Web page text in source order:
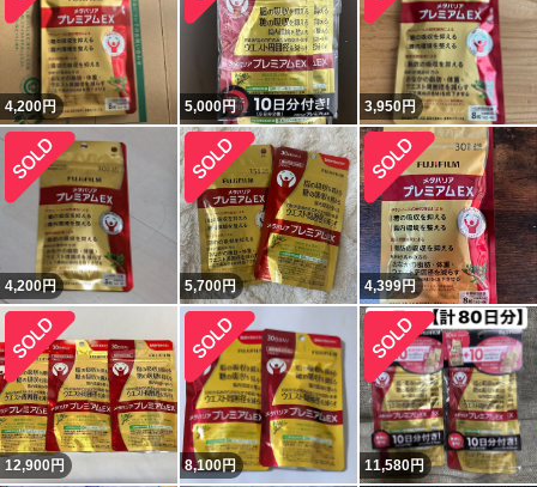
4,200円 5,000円 3,950円
4,200円 5,700円 4,399円
12,900円 8,100円 11,580円